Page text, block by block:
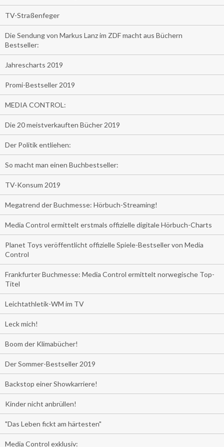
TV-Straßenfeger
Die Sendung von Markus Lanz im ZDF macht aus Büchern
Bestseller:
Jahrescharts 2019
Promi-Bestseller 2019
MEDIA CONTROL:
Die 20 meistverkauften Bücher 2019
Der Politik entliehen:
So macht man einen Buchbestseller:
TV-Konsum 2019
Megatrend der Buchmesse: Hörbuch-Streaming!
Media Control ermittelt erstmals offizielle digitale Hörbuch-Charts
Planet Toys veröffentlicht offizielle Spiele-Bestseller von Media
Control
Frankfurter Buchmesse: Media Control ermittelt norwegische Top-
Titel
Leichtathletik-WM im TV
Leck mich!
Boom der Klimabücher!
Der Sommer-Bestseller 2019
Backstop einer Showkarriere!
Kinder nicht anbrüllen!
"Das Leben fickt am härtesten"
Media Control exklusiv: